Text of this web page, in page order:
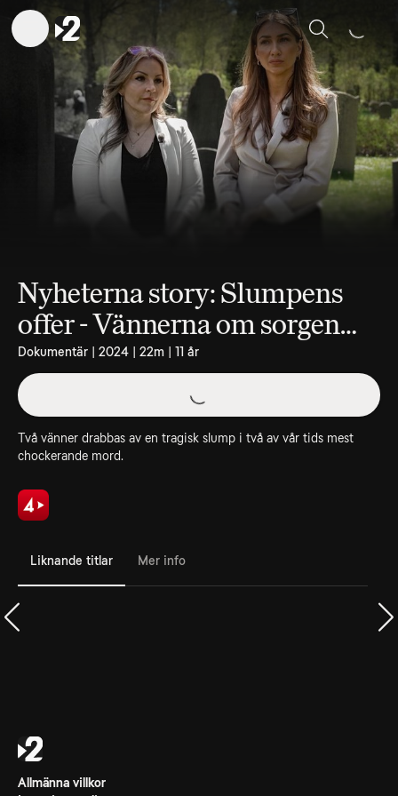
Sök
Nyheterna story: Slumpens
offer - Vännerna om sorgen
efter Mikael och Adriana
Dokumentär | 2024 | 22m | 11 år
Två vänner drabbas av en tragisk slump i två av vår tids mest
chockerande mord.
Liknande titlar Mer info
Allmänna villkor